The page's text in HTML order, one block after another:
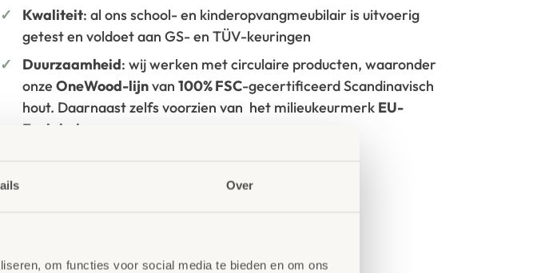
Over
om functies voor social media te bieden en om ons
Kwaliteit: al ons school- en kinderopvangmeubilair is uitvoerig
getest en voldoet aan GS- en TÜV-keuringen
Duurzaamheid: wij werken met circulaire producten, waaronder
onze OneWood-lijnvan 100% FSC-gecertificeerd Scandinavisch
hout. Daarnaast zelfs voorzien van het milieukeurmerk EU-
Ecolabel